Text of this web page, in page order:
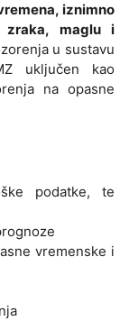
iznimno
zraka, maglu i
u sustavu
uključen kao
na opasne
podatke, te
vremenske i